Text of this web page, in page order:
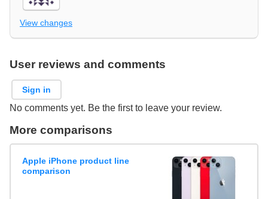
View changes
User reviews and comments
Sign in
No comments yet. Be the first to leave your review.
More comparisons
Apple iPhone product line
comparison